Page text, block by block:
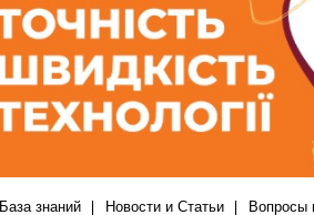
База знаний Новости и Статьи Вопросы